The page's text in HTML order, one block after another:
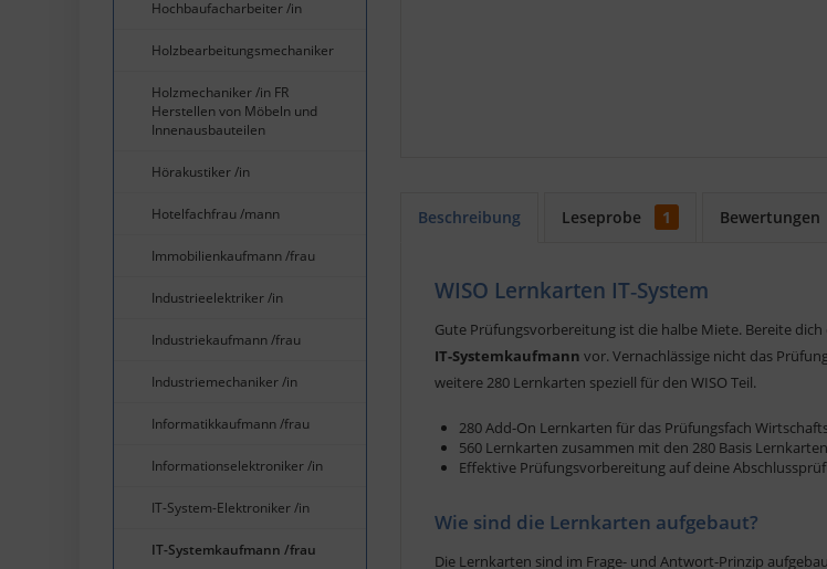
Hochbaufacharbeiter /in
Holzbearbeitungsmechaniker
Holzmechaniker /in FR
Herstellen von Möbeln und
Innenausbauteilen
Hörakustiker /in
Hotelfachfrau /mann
Immobilienkaufmann /frau
Industrieelektriker /in
Industriekaufmann /frau
Industriemechaniker /in
Informatikkaufmann /frau
Informationselektroniker /in
IT-System-Elektroniker /in
IT-Systemkaufmann /frau
Beschreibung Leseprobe 1 Bewertungen
WISO Lernkarten IT‐System
Gute Prüfungsvorbereitung ist die halbe Miete. Bereite
IT-Systemkaufmann vor. Vernachlässige nicht das
weitere 280 Lernkarten speziell für den WISO Teil.
280 Add-On Lernkarten für das Prüfungsfach
560 Lernkarten zusammen mit den 280 Basis
Effektive Prüfungsvorbereitung auf deine
Wie sind die Lernkarten aufgebaut?
Die Lernkarten sind im Frage- und Antwort-Prinzip